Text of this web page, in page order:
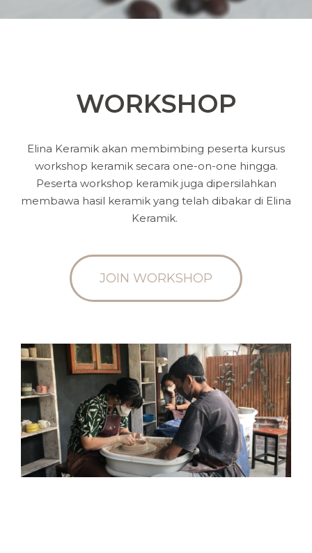
WORKSHOP
Elina Keramik akan membimbing peserta kursus
workshop keramik secara one-on-one hingga.
Peserta workshop keramik juga dipersilahkan
membawa hasil keramik yang telah dibakar di Elina
Keramik.
JOIN WORKSHOP